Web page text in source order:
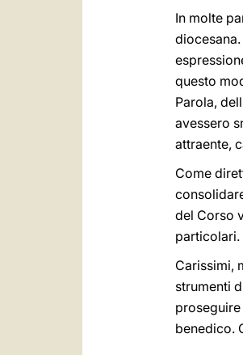
In molte
questo
Parola,
avessero
attraente,
Come
del Corso
particolari.
Carissimi,
strumenti
benedico.